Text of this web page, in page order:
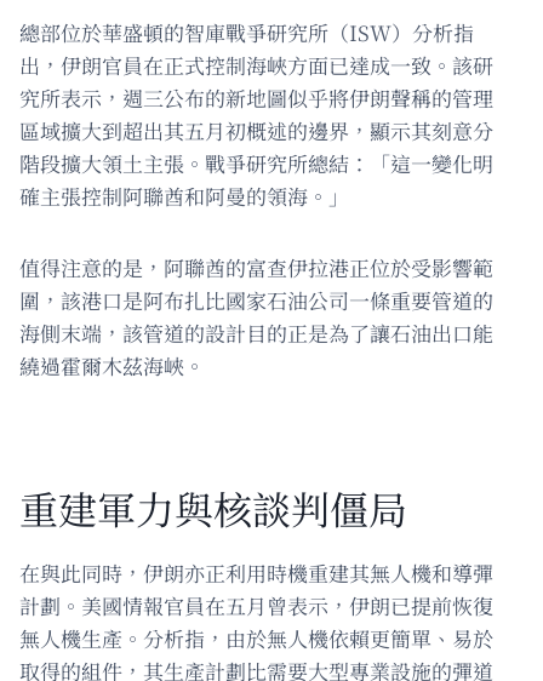
總部位於華盛頓的智庫戰爭研究所（ISW）分析指
出，伊朗官員在正式控制海峽方面已達成一致。該研
究所表示，週三公布的新地圖似乎將伊朗聲稱的管理
區域擴大到超出其五月初概述的邊界，顯示其刻意分
階段擴大領土主張。戰爭研究所總結：「這一變化明
確主張控制阿聯酋和阿曼的領海。」
值得注意的是，阿聯酋的富查伊拉港正位於受影響範
圍，該港口是阿布扎比國家石油公司一條重要管道的
海側末端，該管道的設計目的正是為了讓石油出口能
繞過霍爾木茲海峽。
重建軍力與核談判僵局
在與此同時，伊朗亦正利用時機重建其無人機和導彈
計劃。美國情報官員在五月曾表示，伊朗已提前恢復
無人機生產。分析指，由於無人機依賴更簡單、易於
取得的組件，其生產計劃比需要大型專業設施的彈道